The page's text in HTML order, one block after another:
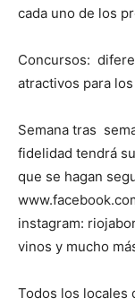
cada uno de los
Concursos:
atractivos para
Semana tras
fidelidad tendrá
que se hagan
instagram:
vinos y mucho
Todos los locales